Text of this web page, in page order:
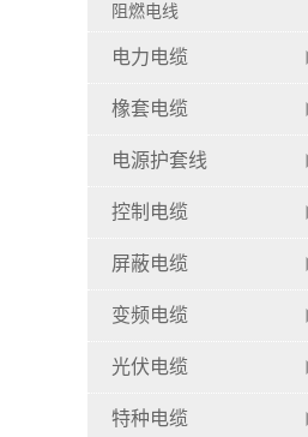
阻燃电线
电力电缆
橡套电缆
电源护套线
控制电缆
屏蔽电缆
变频电缆
光伏电缆
特种电缆